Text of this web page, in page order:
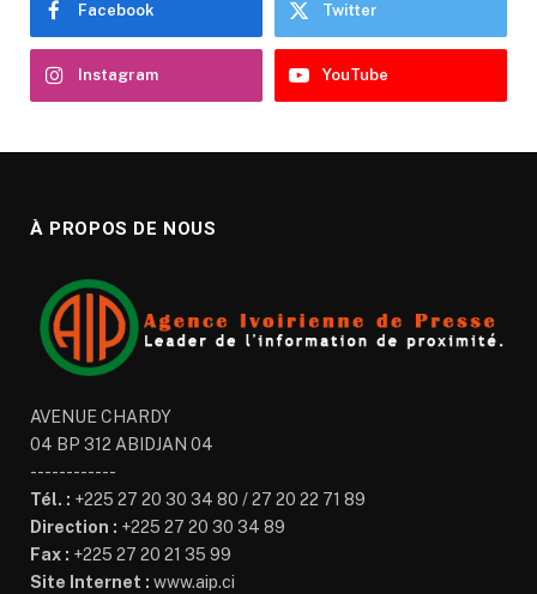
Facebook Twitter
Instagram YouTube
À PROPOS DE NOUS
AVENUE CHARDY
04 BP 312 ABIDJAN 04
------------
Tél. : +225 27 20 30 34 80 / 27 20 22 71 89
Direction : +225 27 20 30 34 89
Fax : +225 27 20 21 35 99
Site Internet : www.aip.ci